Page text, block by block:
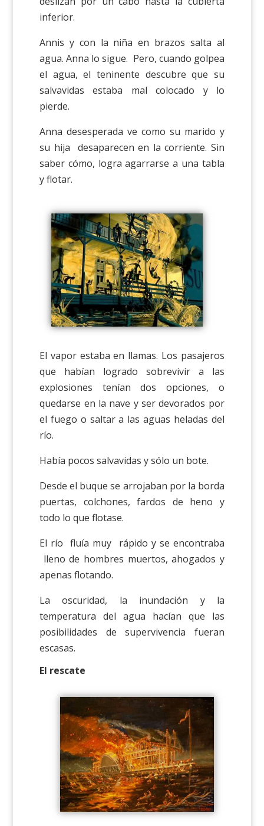
inferior.
Annis y con la niña en brazos salta al
agua. Anna lo sigue. Pero, cuando golpea
el agua, el teninente descubre que su
salvavidas estaba mal colocado y lo
pierde.
Anna desesperada ve como su marido y
su hija desaparecen en la corriente. Sin
saber cómo, logra agarrarse a una tabla
y flotar.
El vapor estaba en llamas. Los pasajeros
que habían logrado sobrevivir a las
explosiones tenían dos opciones, o
quedarse en la nave y ser devorados por
el fuego o saltar a las aguas heladas del
río.
Había pocos salvavidas y sólo un bote.
Desde el buque se arrojaban por la borda
puertas, colchones, fardos de heno y
todo lo que flotase.
El río fluía muy rápido y se encontraba
lleno de hombres muertos, ahogados y
apenas flotando.
La oscuridad, la inundación y la
temperatura del agua hacían que las
posibilidades de supervivencia fueran
escasas.
El rescate